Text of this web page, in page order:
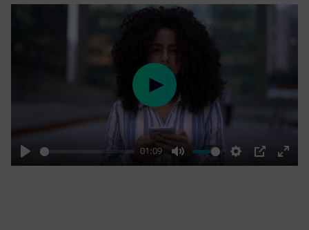
Play
01:09
Mute Settings
PIP
Enter
Play